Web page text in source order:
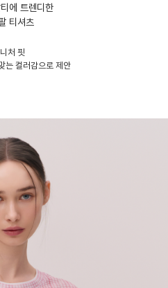
에 트렌디한
티셔츠
처 핏
는 컬러감으로 제안